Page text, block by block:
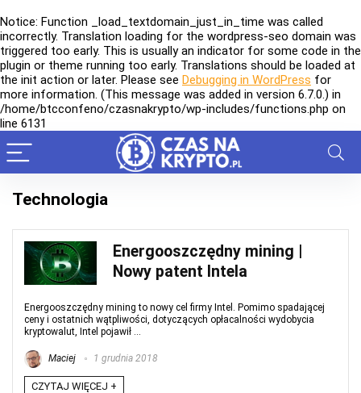
Notice: Function _load_textdomain_just_in_time was called
incorrectly. Translation loading for the wordpress-seo domain was
triggered too early. This is usually an indicator for some code in the
plugin or theme running too early. Translations should be loaded at
the init action or later. Please see Debugging in WordPress for
more information. (This message was added in version 6.7.0.) in
/home/btcconfeno/czasnakrypto/wp-includes/functions.php on
line 6131
Technologia
Energooszczędny mining |
Nowy patent Intela
Energooszczędny mining to nowy cel firmy Intel. Pomimo spadającej
ceny i ostatnich wątpliwości, dotyczących opłacalności wydobycia
kryptowalut, Intel pojawił ...
Maciej 1 grudnia 2018
CZYTAJ WIĘCEJ +